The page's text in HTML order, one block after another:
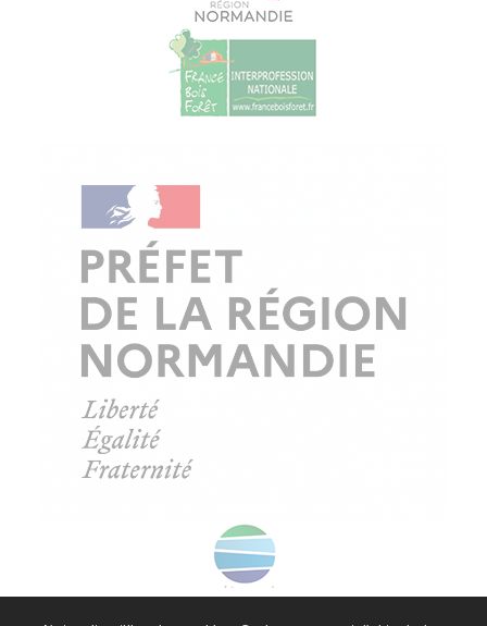
© Copyright - ProfessionsBois | Conception et réalisation :
Actualités
Mentions légales
Politique de confidentialité